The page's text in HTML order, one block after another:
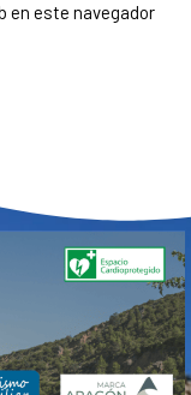
en este navegador